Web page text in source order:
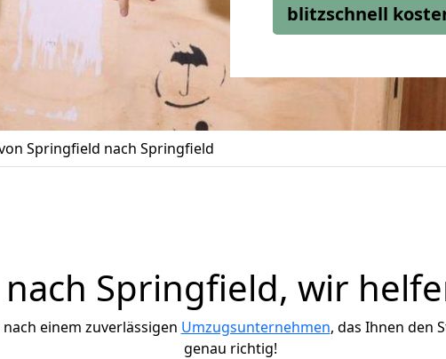
blitzschnell
Springfield nach Springfield
Springfield, wir
einem zuverlässigen Umzugsunternehmen, das Ihnen den
genau richtig!